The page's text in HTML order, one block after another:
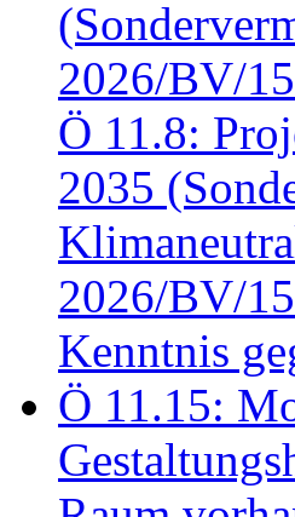
2026/BV/
Ö 11.8:
2035
2026/BV/
Kenntnis
Ö 11.15: